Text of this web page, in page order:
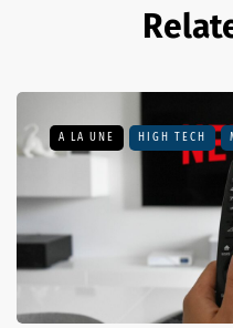
A LA UNE HIGH TECH